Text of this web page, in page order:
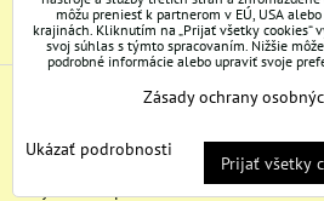
Predvoľby súkromia
Zásady ochrany
BiznisWeb.sk
môžu preniesť k partnerom v EÚ, USA
krajinách. Kliknutím na „Prijať všetky cookies“
svoj súhlas s týmto spracovaním. Nižšie
podrobné informácie alebo upraviť svoje
Zásady ochrany
Ukázať podrobnosti
Prijať všetky